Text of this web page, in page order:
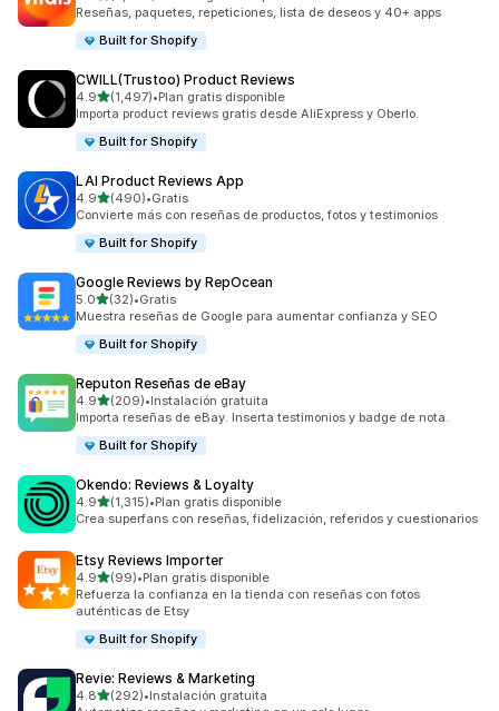
Reseñas, paquetes, repeticiones, lista de deseos y 40+ apps
Built for Shopify
CWILL(Trustoo) Product Reviews
4.9de 5 estrellas
(1,497)
1497 reseñas en total
•Plan gratis disponible
Importa product reviews gratis desde AliExpress y Oberlo.
Built for Shopify
LAI Product Reviews App
4.9de 5 estrellas
(490)
490 reseñas en total
•Gratis
Convierte más con reseñas de productos, fotos y testimonios
Built for Shopify
Google Reviews by RepOcean
5.0de 5 estrellas
(32)
32 reseñas en total
•Gratis
Muestra reseñas de Google para aumentar confianza y SEO
Built for Shopify
Reputon Reseñas de eBay
4.9de 5 estrellas
(209)
209 reseñas en total
•Instalación gratuita
Importa reseñas de eBay. Inserta testimonios y badge de nota.
Built for Shopify
Okendo: Reviews & Loyalty
4.9de 5 estrellas
(1,315)
1315 reseñas en total
•Plan gratis disponible
Crea superfans con reseñas, fidelización, referidos y cuestionarios
Etsy Reviews Importer
4.9de 5 estrellas
(99)
99 reseñas en total
•Plan gratis disponible
Refuerza la confianza en la tienda con reseñas con fotos
auténticas de Etsy
Built for Shopify
Revie: Reviews & Marketing
4.8de 5 estrellas
(292)
292 reseñas en total
•Instalación gratuita